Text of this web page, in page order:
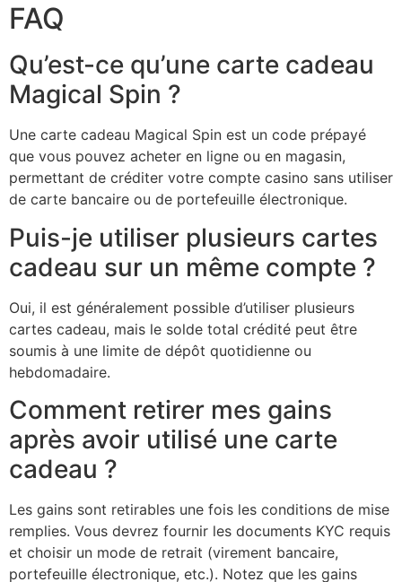
FAQ
Qu’est-ce qu’une carte cadeau
Magical Spin ?
Une carte cadeau Magical Spin est un code prépayé
que vous pouvez acheter en ligne ou en magasin,
permettant de créditer votre compte casino sans utiliser
de carte bancaire ou de portefeuille électronique.
Puis-je utiliser plusieurs cartes
cadeau sur un même compte ?
Oui, il est généralement possible d’utiliser plusieurs
cartes cadeau, mais le solde total crédité peut être
soumis à une limite de dépôt quotidienne ou
hebdomadaire.
Comment retirer mes gains
après avoir utilisé une carte
cadeau ?
Les gains sont retirables une fois les conditions de mise
remplies. Vous devrez fournir les documents KYC requis
et choisir un mode de retrait (virement bancaire,
portefeuille électronique, etc.). Notez que les gains